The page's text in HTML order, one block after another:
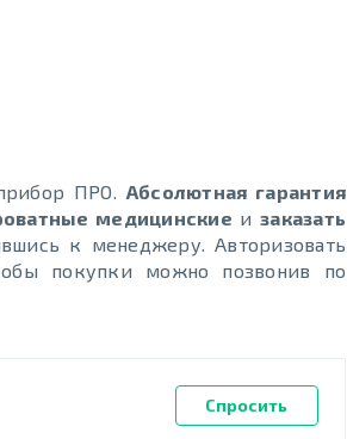
ПРО. Абсолютная гарантия
медицинские изаказать
к менеджеру. Авторизовать
покупки можно позвонив по
Спросить